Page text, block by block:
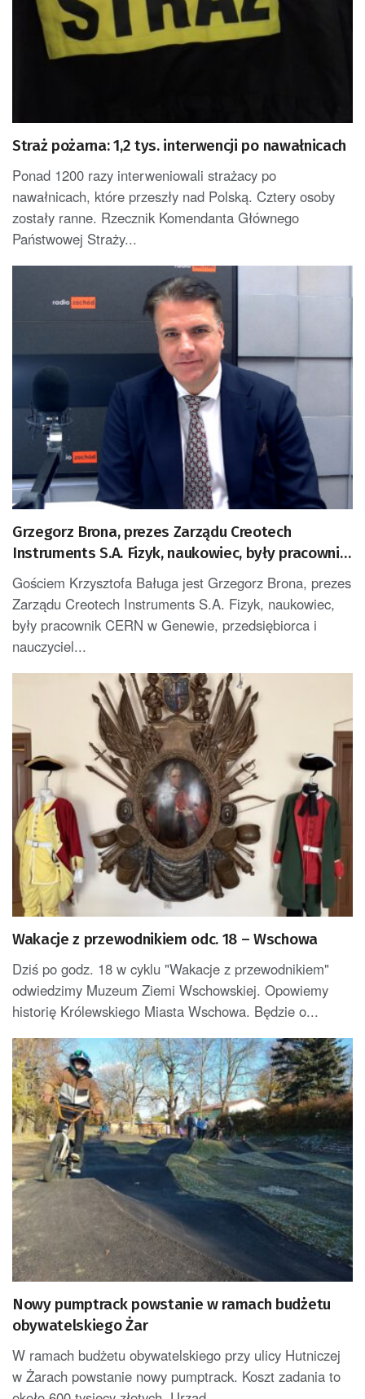
Straż pożarna: 1,2 tys. interwencji po nawałnicach
Ponad 1200 razy interweniowali strażacy po
nawałnicach, które przeszły nad Polską. Cztery osoby
zostały ranne. Rzecznik Komendanta Głównego
Państwowej Straży...
Grzegorz Brona, prezes Zarządu Creotech
Instruments S.A. Fizyk, naukowiec, były pracownik
CERN w Genewie, przedsiębiorca i nauczyciel
akademicki, doktor habilitowany nauk fizycznych,
koordynator Rady Sektorowej ds. Kompetencji
Przemysłu Lotniczo-Kosmicznego oraz członek
Komitetu Badań Kosmicznych i Satelitarnych
Gościem Krzysztofa Baługa jest Grzegorz Brona, prezes
Zarządu Creotech Instruments S.A. Fizyk, naukowiec,
były pracownik CERN w Genewie, przedsiębiorca i
nauczyciel...
Wakacje z przewodnikiem odc. 18 – Wschowa
Dziś po godz. 18 w cyklu "Wakacje z przewodnikiem"
odwiedzimy Muzeum Ziemi Wschowskiej. Opowiemy
historię Królewskiego Miasta Wschowa. Będzie o...
Nowy pumptrack powstanie w ramach budżetu
obywatelskiego Żar
W ramach budżetu obywatelskiego przy ulicy Hutniczej
w Żarach powstanie nowy pumptrack. Koszt zadania to